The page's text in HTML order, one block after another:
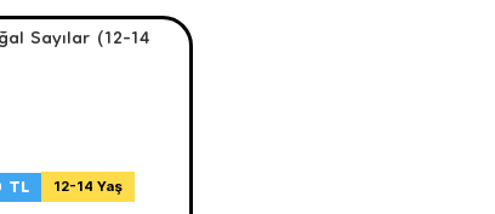
TL 12-14 Yaş